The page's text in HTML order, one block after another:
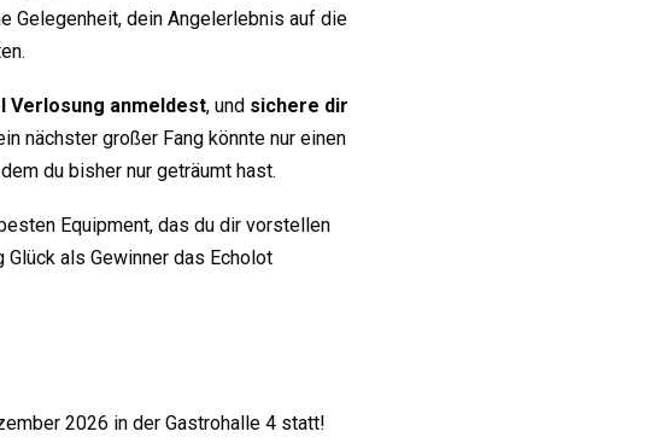
Gelegenheit, dein Angelerlebnis auf die
Verlosung anmeldest, und sichere dir
nächster großer Fang könnte nur einen
du bisher nur geträumt hast.
Equipment, das du dir vorstellen
als Gewinner das Echolot
2026 in der Gastrohalle 4 statt!